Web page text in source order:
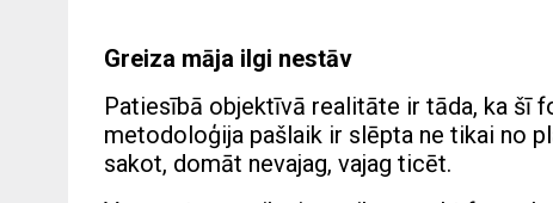
Greiza māja ilgi nestāv
Patiesībā objektīvā realitāte ir tāda, ka šī
metodoloģija pašlaik ir slēpta ne tikai no
sakot, domāt nevajag, vajag ticēt.